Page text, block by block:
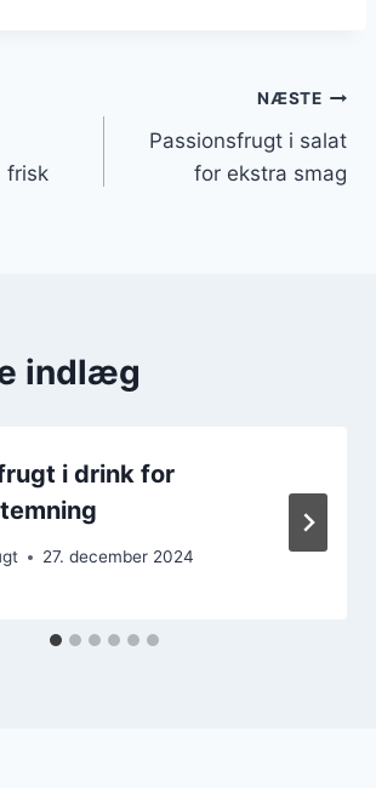
frisk
NÆSTE
Passionsfrugt i salat
for ekstra smag
indlæg
i drink for
27. december 2024